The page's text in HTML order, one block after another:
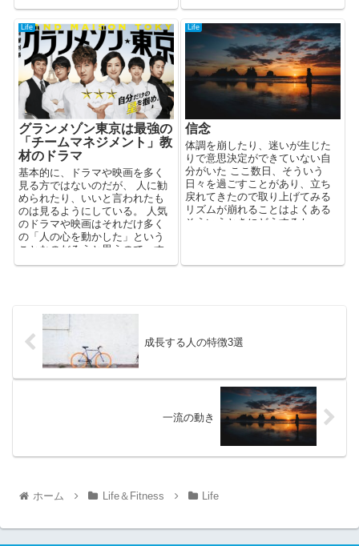
Life
グランメゾン東京は最強の
「チームマネジメント」教
材のドラマ
基本的に、ドラマや映画を多く
見る方ではないのだが、 人に勧
められたり、いいと言われたも
のは見るようにしている。 人気
のドラマや映画はそれだけ多く
の「人の心を動かした」という
ことなのだろうと思うので、す
Life
信念
体調を崩したり、迷いが生じた
りで意思決定ができていない自
分がいた ここ数日、そういう
日々を過ごすことがあり、立ち
戻れてきたので取り上げてみる
リズムが崩れることはよくある
そういうときにどうするか、...
成長する人の特徴3選
一流の動き
ホーム Life＆Fitness Life